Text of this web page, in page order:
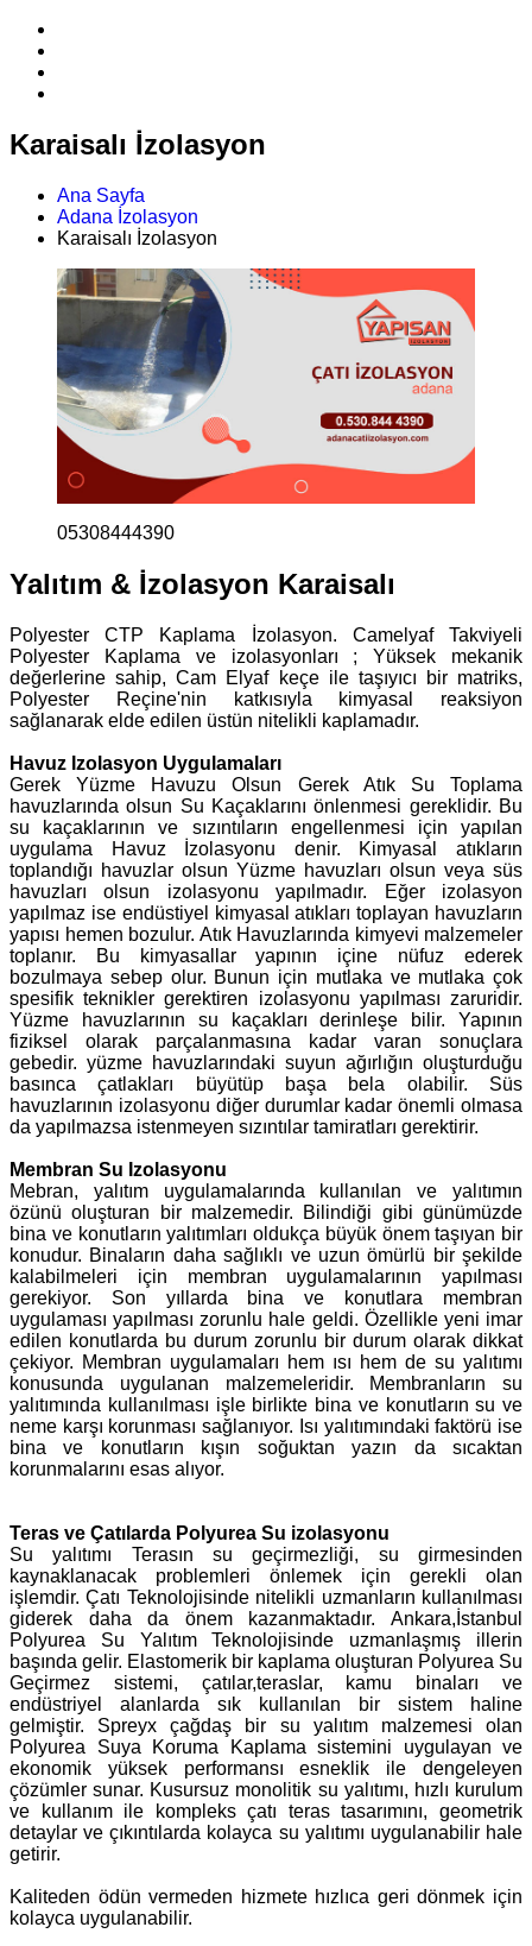
Karaisalı İzolasyon
Ana Sayfa
Adana İzolasyon
Karaisalı İzolasyon
05308444390
Yalıtım & İzolasyon Karaisalı
Polyester CTP Kaplama İzolasyon. Camelyaf Takviyeli
Polyester Kaplama ve izolasyonları ; Yüksek mekanik
değerlerine sahip, Cam Elyaf keçe ile taşıyıcı bir matriks,
Polyester Reçine'nin katkısıyla kimyasal reaksiyon
sağlanarak elde edilen üstün nitelikli kaplamadır.
Havuz Izolasyon Uygulamaları
Gerek Yüzme Havuzu Olsun Gerek Atık Su Toplama
havuzlarında olsun Su Kaçaklarını önlenmesi gereklidir. Bu
su kaçaklarının ve sızıntıların engellenmesi için yapılan
uygulama Havuz İzolasyonu denir. Kimyasal atıkların
toplandığı havuzlar olsun Yüzme havuzları olsun veya süs
havuzları olsun izolasyonu yapılmadır. Eğer izolasyon
yapılmaz ise endüstiyel kimyasal atıkları toplayan havuzların
yapısı hemen bozulur. Atık Havuzlarında kimyevi malzemeler
toplanır. Bu kimyasallar yapının içine nüfuz ederek
bozulmaya sebep olur. Bunun için mutlaka ve mutlaka çok
spesifik teknikler gerektiren izolasyonu yapılması zaruridir.
Yüzme havuzlarının su kaçakları derinleşe bilir. Yapının
fiziksel olarak parçalanmasına kadar varan sonuçlara
gebedir. yüzme havuzlarındaki suyun ağırlığın oluşturduğu
basınca çatlakları büyütüp başa bela olabilir. Süs
havuzlarının izolasyonu diğer durumlar kadar önemli olmasa
da yapılmazsa istenmeyen sızıntılar tamiratları gerektirir.
Membran Su Izolasyonu
Mebran, yalıtım uygulamalarında kullanılan ve yalıtımın
özünü oluşturan bir malzemedir. Bilindiği gibi günümüzde
bina ve konutların yalıtımları oldukça büyük önem taşıyan bir
konudur. Binaların daha sağlıklı ve uzun ömürlü bir şekilde
kalabilmeleri için membran uygulamalarının yapılması
gerekiyor. Son yıllarda bina ve konutlara membran
uygulaması yapılması zorunlu hale geldi. Özellikle yeni imar
edilen konutlarda bu durum zorunlu bir durum olarak dikkat
çekiyor. Membran uygulamaları hem ısı hem de su yalıtımı
konusunda uygulanan malzemeleridir. Membranların su
yalıtımında kullanılması işle birlikte bina ve konutların su ve
neme karşı korunması sağlanıyor. Isı yalıtımındaki faktörü ise
bina ve konutların kışın soğuktan yazın da sıcaktan
korunmalarını esas alıyor.
Teras ve Çatılarda Polyurea Su izolasyonu
Su yalıtımı Terasın su geçirmezliği, su girmesinden
kaynaklanacak problemleri önlemek için gerekli olan
işlemdir. Çatı Teknolojisinde nitelikli uzmanların kullanılması
giderek daha da önem kazanmaktadır. Ankara,İstanbul
Polyurea Su Yalıtım Teknolojisinde uzmanlaşmış illerin
başında gelir. Elastomerik bir kaplama oluşturan Polyurea Su
Geçirmez sistemi, çatılar,teraslar, kamu binaları ve
endüstriyel alanlarda sık kullanılan bir sistem haline
gelmiştir. Spreyx çağdaş bir su yalıtım malzemesi olan
Polyurea Suya Koruma Kaplama sistemini uygulayan ve
ekonomik yüksek performansı esneklik ile dengeleyen
çözümler sunar. Kusursuz monolitik su yalıtımı, hızlı kurulum
ve kullanım ile kompleks çatı teras tasarımını, geometrik
detaylar ve çıkıntılarda kolayca su yalıtımı uygulanabilir hale
getirir.
Kaliteden ödün vermeden hizmete hızlıca geri dönmek için
kolayca uygulanabilir.